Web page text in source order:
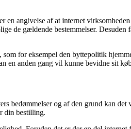
en angivelse af at internet
de gældende bestemmelser. Desuden
for eksempel den byttepolitik
en anden gang vil kunne bevidne sit
bedømmelser og af den grund kan
din bestilling.